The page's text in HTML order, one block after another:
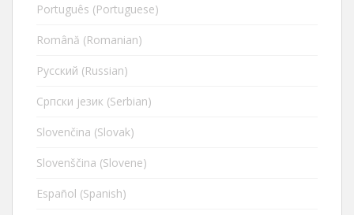
Português (Portuguese)
Română (Romanian)
Русский (Russian)
Cрпски језик (Serbian)
Slovenčina (Slovak)
Slovenščina (Slovene)
Español (Spanish)